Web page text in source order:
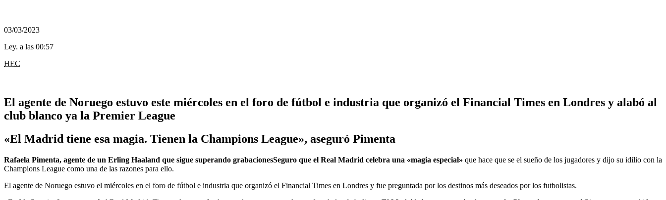
03/03/2023
Ley. a las 00:57
HEC
El agente de Noruego estuvo este miércoles en el foro de fútbol e industria que organizó el Financial Times en Londres y alabó al
club blanco ya la Premier League
«El Madrid tiene esa magia. Tienen la Champions League», aseguró Pimenta
Rafaela Pimenta, agente de un Erling Haaland que sigue superando grabacionesSeguro que el Real Madrid celebra una «magia especial» que hace que se el sueño de los jugadores y dijo su idilio con la
Champions League como una de las razones para ello.
El agente de Noruego estuvo el miércoles en el foro de fútbol e industria que organizó el Financial Times en Londres y fue preguntada por los destinos más deseados por los futbolistas.